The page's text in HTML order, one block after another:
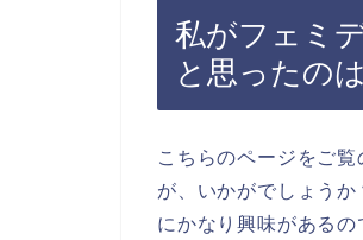
私がフェミ
と思ったの
こちらのページをご
が、いかがでしょう
にかなり興味がある